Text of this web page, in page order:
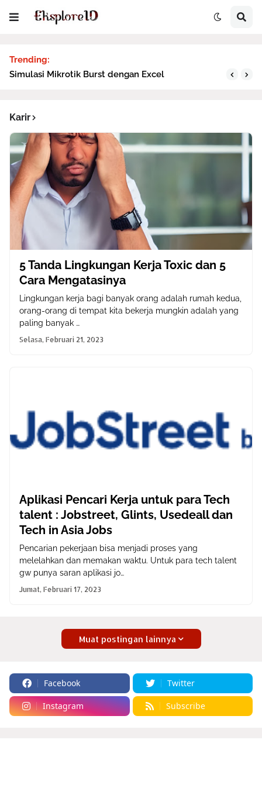
Trending:
Simulasi Mikrotik Burst dengan Excel
Karir
5 Tanda Lingkungan Kerja Toxic dan 5
Cara Mengatasinya
Lingkungan kerja bagi banyak orang adalah rumah kedua,
orang-orang di tempat kita bekerja mungkin adalah yang
paling banyak …
Selasa, Februari 21, 2023
Aplikasi Pencari Kerja untuk para Tech
talent : Jobstreet, Glints, Usedeall dan
Tech in Asia Jobs
Pencarian pekerjaan bisa menjadi proses yang
melelahkan dan memakan waktu. Untuk para tech talent
gw punya saran aplikasi jo…
Jumat, Februari 17, 2023
Muat postingan lainnya
Facebook Twitter
Instagram Subscribe